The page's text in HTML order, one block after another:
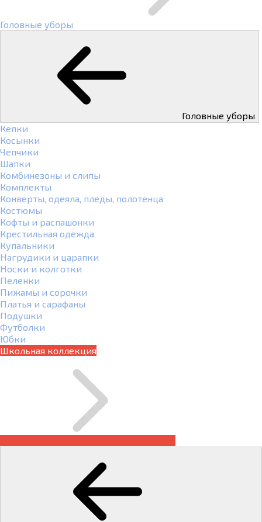
Головные уборы
Головные уборы
Кепки
Косынки
Чепчики
Шапки
Комбинезоны и слипы
Комплекты
Конверты, одеяла, пледы, полотенца
Костюмы
Кофты и распашонки
Крестильная одежда
Купальники
Нагрудики и царапки
Носки и колготки
Пеленки
Пижамы и сорочки
Платья и сарафаны
Подушки
Футболки
Юбки
Школьная коллекция